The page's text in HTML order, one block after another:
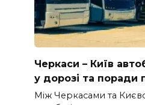
Черкаси – Київ
у дорозі та поради
Між Черкасами та